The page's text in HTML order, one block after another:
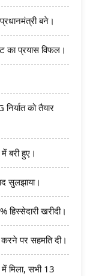
बने।
का प्रयास विफल।
को तैयार
बरी हुए।
सुलझाया।
खरीदी।
पर सहमति दी।
मिला, सभी 13